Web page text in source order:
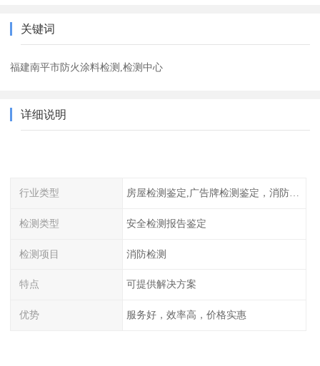
关键词
福建南平市防火涂料检测,检测中心
详细说明
行业类型 房屋检测鉴定,广告牌检测鉴定，消防检测
检测类型 安全检测报告鉴定
检测项目 消防检测
特点 可提供解决方案
优势 服务好，效率高，价格实惠